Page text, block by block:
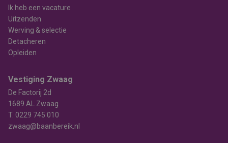
Ik heb een vacature
Uitzenden
Werving & selectie
Detacheren
Opleiden
Vestiging Zwaag
De Factorij 2d
1689 AL Zwaag
T. 0229 745 010
zwaag@baanbereik.nl